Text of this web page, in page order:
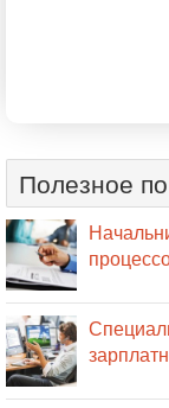
Полезное